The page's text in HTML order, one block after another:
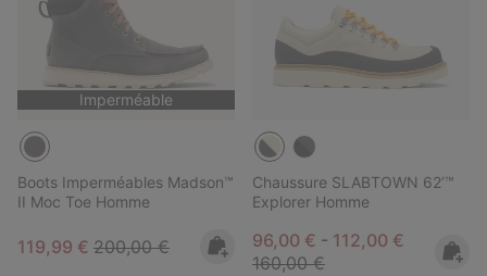
Imperméable
Boots Imperméables Madson™
II Moc Toe Homme
Sale price:
119,99 € Regular price:
200,00 €
Chaussure SLABTOWN 62’™
Explorer Homme
Minimum sale price:
96,00 € - Maximum sale
112,00 € Regular
160,00 €